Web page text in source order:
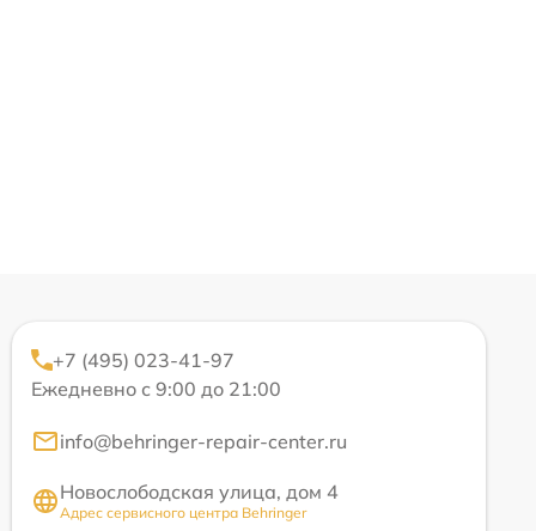
+7 (495) 023-41-97
Ежедневно с 9:00 до 21:00
info@behringer-repair-center.ru
Новослободская улица, дом 4
Адрес сервисного центра Behringer